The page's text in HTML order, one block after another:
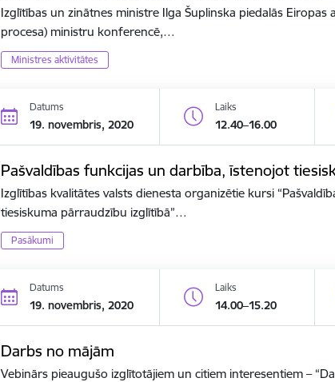
Izglītības un zinātnes ministre Ilga Šuplinska piedalās Eiropas
procesa) ministru konferencē,…
Ministres aktivitātes
Datums
19. novembris, 2020
Laiks
12.40–16.00
Pašvaldības funkcijas un darbība, īstenojot
Izglītības kvalitātes valsts dienesta organizētie kursi
tiesiskuma pārraudzību izglītībā”…
Pasākumi
Datums
19. novembris, 2020
Laiks
14.00–15.20
Darbs no mājām
Vebinārs pieaugušo izglītotājiem un citiem interesentiem –